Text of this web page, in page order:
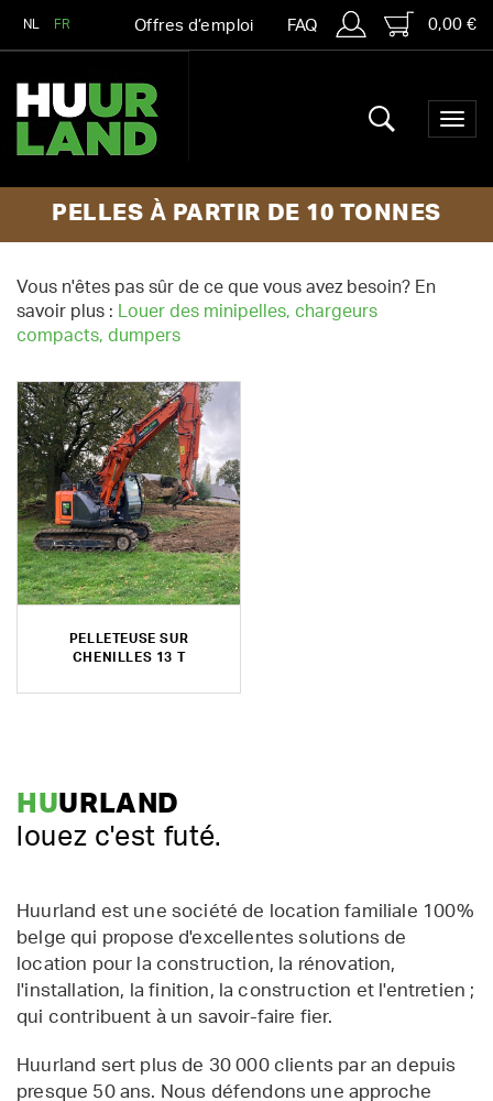
NL FR Offres d’emploi FAQ 0,00 €
PELLES À PARTIR DE 10 TONNES
Vous n'êtes pas sûr de ce que vous avez besoin? En
savoir plus :
Louer des minipelles, chargeurs
compacts, dumpers
PELLETEUSE SUR
CHENILLES 13 T
HUURLAND
louez c'est futé.
Huurland est une société de location familiale 100%
belge qui propose d'excellentes solutions de
location pour la construction, la rénovation,
l'installation, la finition, la construction et l'entretien ;
qui contribuent à un savoir-faire fier.
Huurland sert plus de 30 000 clients par an depuis
presque 50 ans. Nous défendons une approche